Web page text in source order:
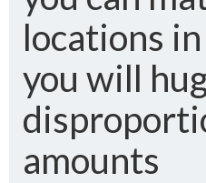
locations
you will
amounts